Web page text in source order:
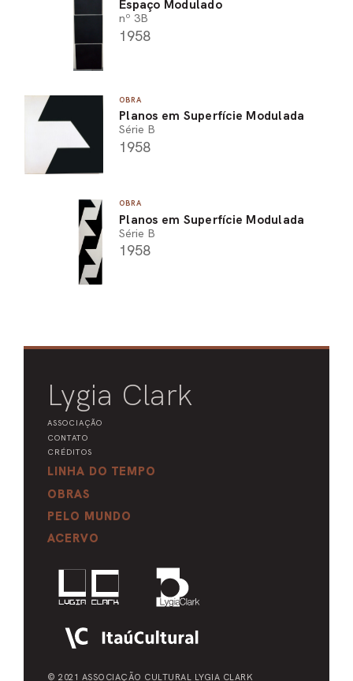
Espaço Modulado
nº 3B
1958
OBRA
Planos em Superfície Modulada
Série B
1958
OBRA
Planos em Superfície Modulada
Série B
1958
Lygia Clark
ASSOCIAÇÃO
CONTATO
CRÉDITOS
LINHA DO TEMPO
OBRAS
PELO MUNDO
ACERVO
© 2021 ASSOCIAÇÃO CULTURAL LYGIA CLARK